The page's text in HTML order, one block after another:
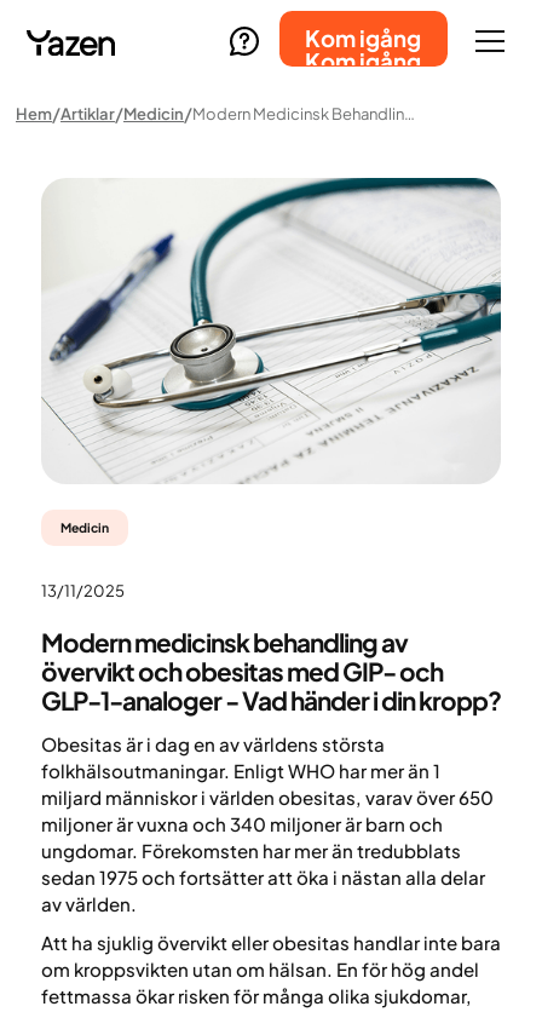
Kom igång
Kom igång
Hem Artiklar Medicin Modern Medicinsk Behandling Av Övervikt Och Obesitas Med GIP- Och GLP-1-Analoger - Vad Händer I Din Kropp?
Medicin
13/11/2025
Modern medicinsk behandling av
övervikt och obesitas med GIP- och
GLP-1-analoger - Vad händer i din kropp?
Obesitas är i dag en av världens största
folkhälsoutmaningar. Enligt WHO har mer än 1
miljard människor i världen obesitas, varav över 650
miljoner är vuxna och 340 miljoner är barn och
ungdomar. Förekomsten har mer än tredubblats
sedan 1975 och fortsätter att öka i nästan alla delar
av världen.
Att ha sjuklig övervikt eller obesitas handlar inte bara
om kroppsvikten utan om hälsan. En för hög andel
fettmassa ökar risken för många olika sjukdomar,